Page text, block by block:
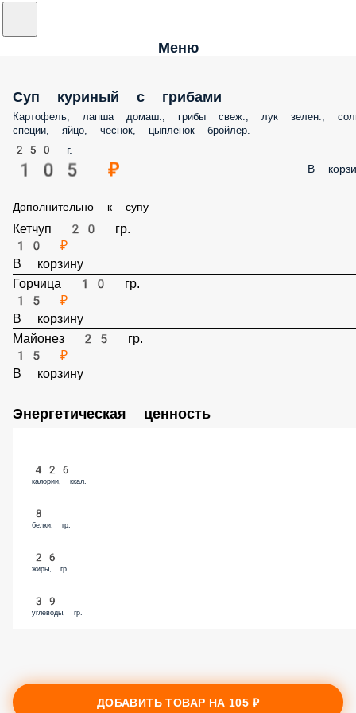
Меню
Суп куриный с грибами
Картофель, лапша домаш., грибы свеж., лук зелен.,
специи, яйцо, чеснок, цыпленок бройлер.
250 г.
105 ₽ В
Дополнительно к супу
Кетчуп 20 гр.
10 ₽
В корзину
Горчица 10 гр.
15 ₽
В корзину
Майонез 25 гр.
15 ₽
калории, ккал.
белки, гр.
жиры, гр.
ДОБАВИТЬ ТОВАР НА 105 ₽